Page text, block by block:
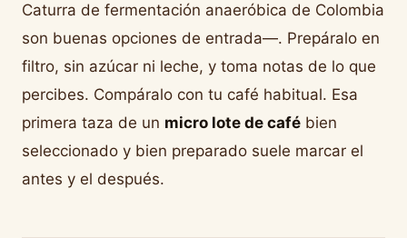
Caturra de fermentación anaeróbica de Colombia
son buenas opciones de entrada—. Prepáralo en
filtro, sin azúcar ni leche, y toma notas de lo que
percibes. Compáralo con tu café habitual. Esa
primera taza de un micro lote de café bien
seleccionado y bien preparado suele marcar el
antes y el después.